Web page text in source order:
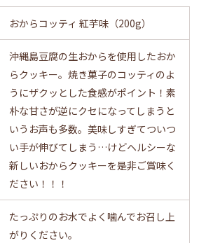
おからコッティ 紅芋味（200g）
沖縄島豆腐の生おからを使用したおか
らクッキー。焼き菓子のコッティのよ
うにザクッとした食感がポイント！素
朴な甘さが逆にクセになってしまうと
いうお声も多数。美味しすぎてついつ
い手が伸びてしまう…けどヘルシーな
新しいおからクッキーを是非ご賞味く
ださい！！！
たっぷりのお水でよく噛んでお召し上
がりください。